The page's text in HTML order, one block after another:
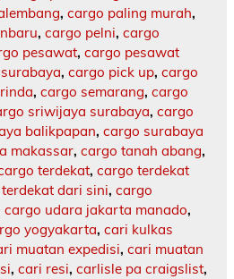
, cargo paling murah,
, cargo pelni, cargo
pesawat, cargo pesawat
, cargo pick up, cargo
, cargo semarang, cargo
sriwijaya surabaya, cargo
balikpapan, cargo surabaya
makassar, cargo tanah abang,
terdekat, cargo terdekat
dari sini, cargo
cargo udara jakarta manado,
yogyakarta, cari kulkas
muatan expedisi, cari muatan
, cari resi, carlisle pa craigslist,